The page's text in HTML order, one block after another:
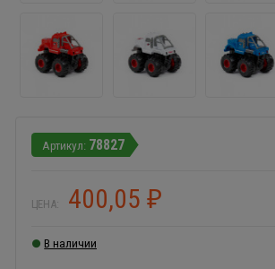
78827
ЦЕНА: 400,05 ₽
В наличии